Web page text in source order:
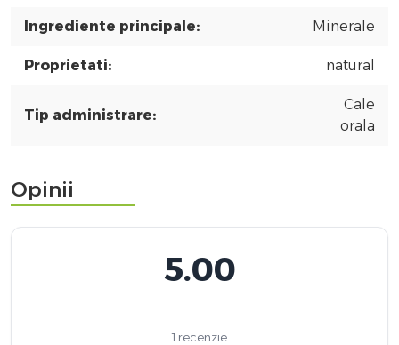
Ingrediente principale: Minerale
Proprietati: natural
Tip administrare:
Cale
orala
Opinii
5.00
1 recenzie